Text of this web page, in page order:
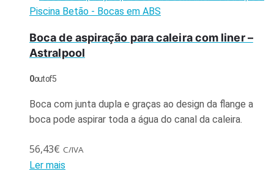
Piscina Betão - Bocas em ABS
Boca de aspiração para caleira com liner –
Astralpool
0out of 5
Boca com junta dupla e graças ao design da flange a
boca pode aspirar toda a água do canal da caleira.
56,43€ C/IVA
Ler mais